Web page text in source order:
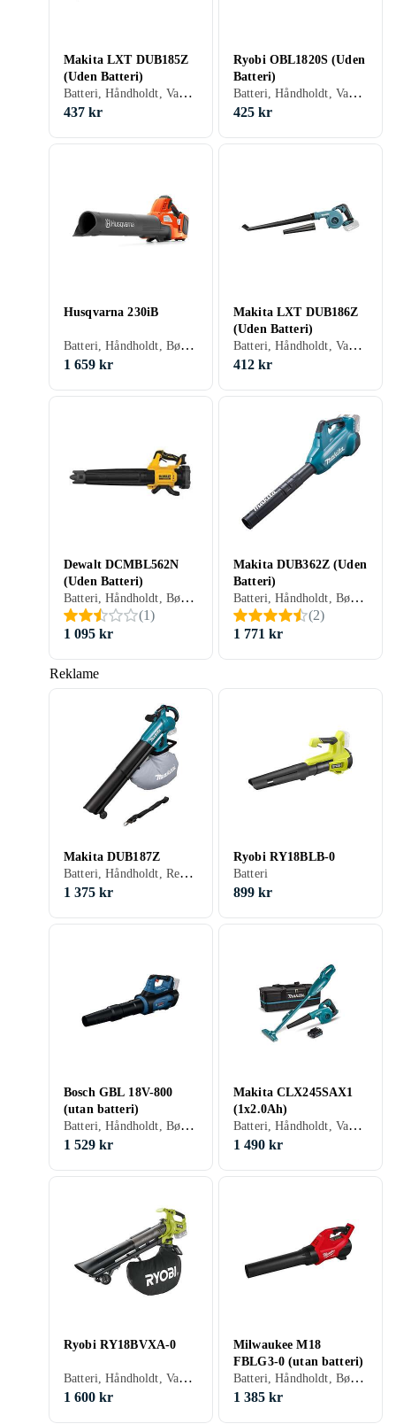
Reklame
Makita LXT DUB185Z
(Uden Batteri)
Batteri, Håndholdt, Vakuumfunktion, Variabel hastighed, Mulcher
437 kr
Ryobi OBL1820S (Uden
Batteri)
Batteri, Håndholdt, Vakuumfunktion, Mulcher
425 kr
Husqvarna 230iB
Batteri, Håndholdt, Børsteløs motor
1 659 kr
Makita LXT DUB186Z
(Uden Batteri)
Batteri, Håndholdt, Vakuumfunktion, Mulcher
412 kr
Dewalt DCMBL562N
(Uden Batteri)
Batteri, Håndholdt, Børsteløs motor, Variabel hastighed
(1)
1 095 kr
Makita DUB362Z (Uden
Batteri)
Batteri, Håndholdt, Børsteløs motor, Variabel hastighed, Mulcher
(2)
1 771 kr
Makita DUB187Z
Batteri, Håndholdt, Rem, Vakuumfunktion, Børsteløs motor, Variabel hastighed, Mulcher
1 375 kr
Ryobi RY18BLB-0
Batteri
899 kr
Bosch GBL 18V-800
(utan batteri)
Batteri, Håndholdt, Børsteløs motor, Mulcher
1 529 kr
Makita CLX245SAX1
(1x2.0Ah)
Batteri, Håndholdt, Vakuumfunktion
1 490 kr
Ryobi RY18BVXA-0
Batteri, Håndholdt, Vakuumfunktion, Børsteløs motor, Mulcher
1 600 kr
Milwaukee M18
FBLG3-0 (utan batteri)
Batteri, Håndholdt, Børsteløs motor, Mulcher
1 385 kr